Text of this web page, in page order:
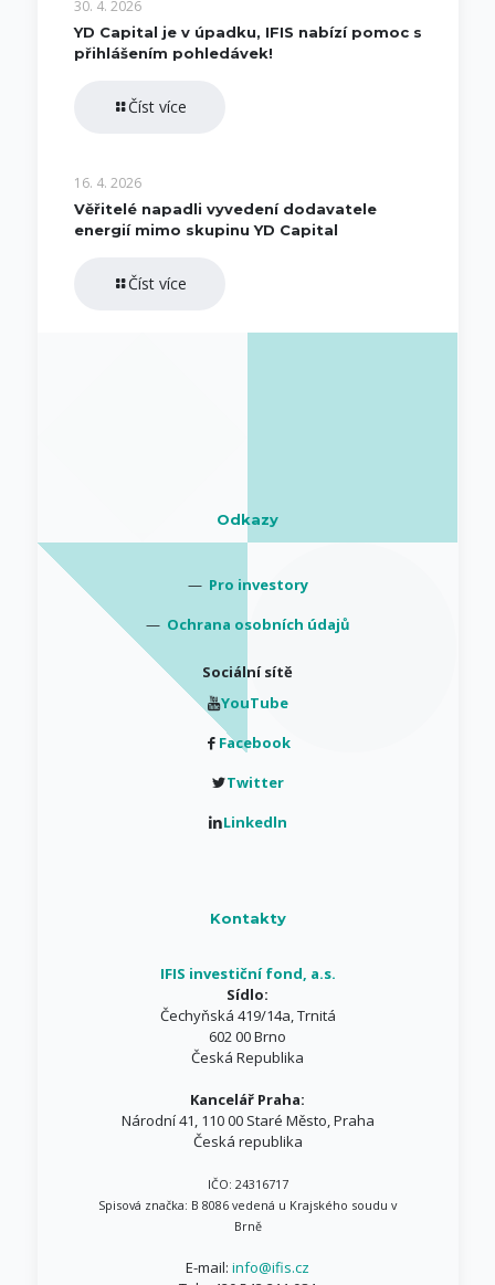
30. 4. 2026
YD Capital je v úpadku, IFIS nabízí pomoc s
přihlášením pohledávek!
Číst více
16. 4. 2026
Věřitelé napadli vyvedení dodavatele
energií mimo skupinu YD Capital
Číst více
Odkazy
— Pro investory
— Ochrana osobních údajů
Sociální sítě
YouTube
Facebook
Twitter
Linkedln
Kontakty
IFIS investiční fond, a.s.
Sídlo:
Čechyňská 419/14a, Trnitá
602 00 Brno
Česká Republika
Kancelář Praha:
Národní 41, 110 00 Staré Město, Praha
Česká republika
IČO: 24316717
Spisová značka: B 8086 vedená u Krajského soudu v
Brně
E-mail: info@ifis.cz